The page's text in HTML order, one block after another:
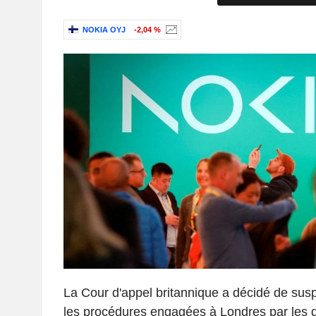
NOKIA OYJ -2,04 %
La Cour d'appel britannique a décidé de
les procédures engagées à Londres par les